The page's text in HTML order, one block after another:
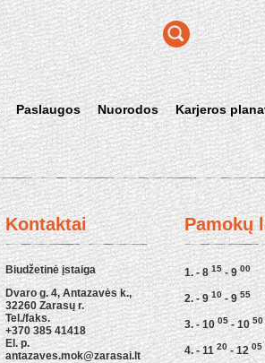
Paslaugos Nuorodos Karjeros
Kontaktai
Biudžetinė įstaiga
Dvaro g. 4, Antazavės k.,
32260 Zarasų r.
Tel./faks.
+370 385 41418
El. p.
antazaves.mok@zarasai.lt
Pamokų
1. - 815- 900
2. - 910- 955
3. - 1005- 1050
4. - 1120- 1205